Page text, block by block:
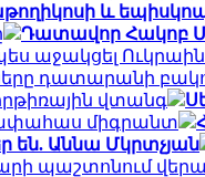
և
Դատավոր Հակոբ
աջակցել
դատարանի
վտանգ
միգրանտ
Աննա Մկրտչյան
պաշտոնում